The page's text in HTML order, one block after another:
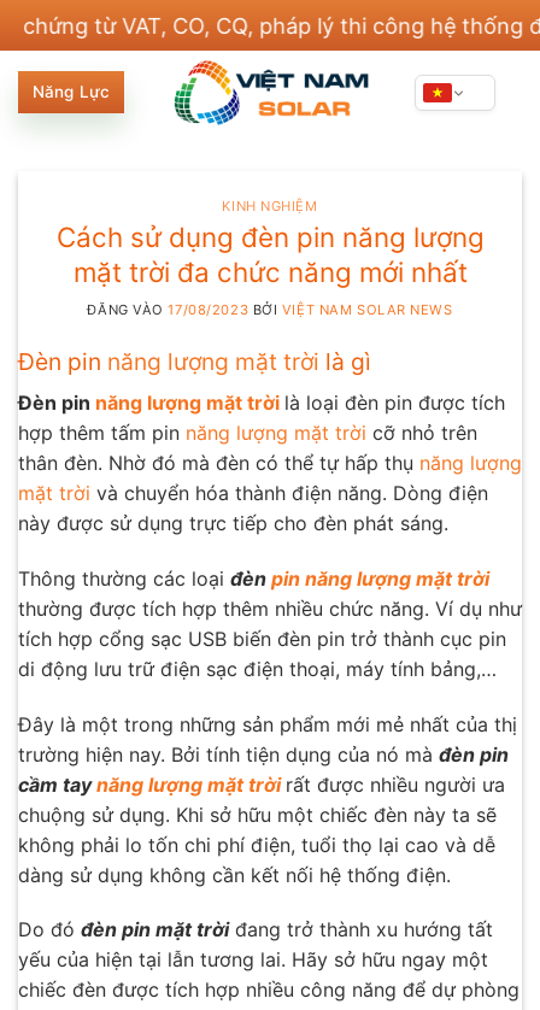
nội
dung
VAT, CO, CQ, pháp lý thi công hệ thống điện và
Năng Lực
KINH NGHIỆM
Cách sử dụng đèn pin năng lượng
mặt trời đa chức năng mới nhất
ĐĂNG VÀO17/08/2023 BỞI VIỆT NAM SOLAR NEWS
Đèn pin năng lượng mặt trời là gì
Đèn pin năng lượng mặt trời là loại đèn pin được tích
hợp thêm tấm pin năng lượng mặt trời cỡ nhỏ trên
thân đèn. Nhờ đó mà đèn có thể tự hấp thụ năng lượng
mặt trời và chuyển hóa thành điện năng. Dòng điện
này được sử dụng trực tiếp cho đèn phát sáng.
Thông thường các loại đèn pin năng lượng mặt trời
thường được tích hợp thêm nhiều chức năng. Ví dụ như
tích hợp cổng sạc USB biến đèn pin trở thành cục pin
di động lưu trữ điện sạc điện thoại, máy tính bảng,…
Đây là một trong những sản phẩm mới mẻ nhất của thị
trường hiện nay. Bởi tính tiện dụng của nó mà đèn pin
cầm taynăng lượng mặt trời rất được nhiều người ưa
chuộng sử dụng. Khi sở hữu một chiếc đèn này ta sẽ
không phải lo tốn chi phí điện, tuổi thọ lại cao và dễ
dàng sử dụng không cần kết nối hệ thống điện.
Do đó đèn pin mặt trờiđang trở thành xu hướng tất
yếu của hiện tại lẫn tương lai. Hãy sở hữu ngay một
chiếc đèn được tích hợp nhiều công năng để dự phòng